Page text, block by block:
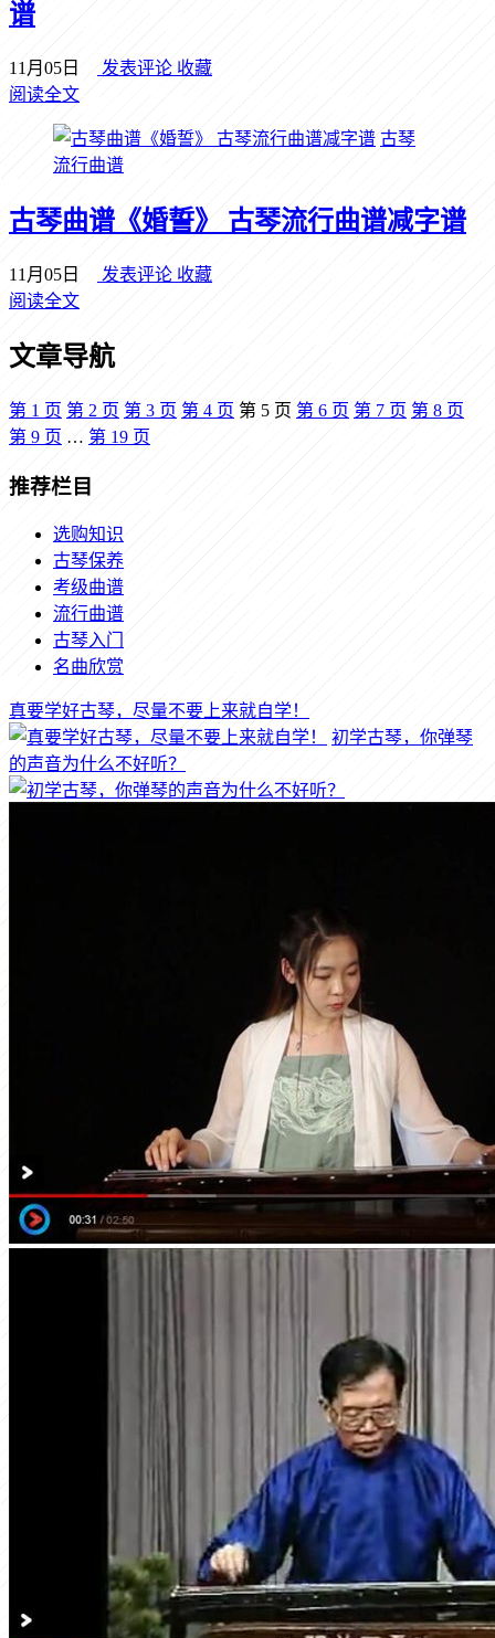
谱
11月05日 发表评论 收藏
阅读全文
古琴
流行曲谱
古琴曲谱《婚誓》 古琴流行曲谱减字谱
11月05日 发表评论 收藏
阅读全文
文章导航
第 1 页 第 2 页 第 3 页 第 4 页 第 5 页 第 6 页 第 7 页 第 8 页
第 9 页 … 第 19 页
推荐栏目
选购知识
古琴保养
考级曲谱
流行曲谱
古琴入门
名曲欣赏
真要学好古琴，尽量不要上来就自学！
初学古琴，你弹琴
的声音为什么不好听？